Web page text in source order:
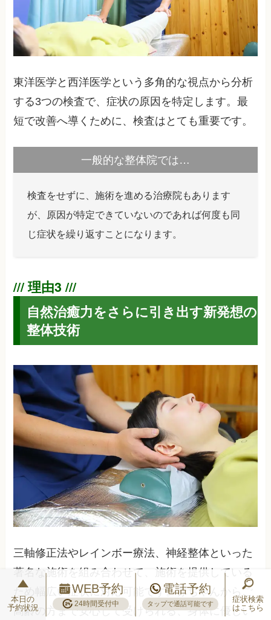
東洋医学と西洋医学という多角的な視点から分析
する3つの検査で、症状の原因を特定します。最
短で改善へ導くために、検査はとても重要です。
一般的な整体院では…
検査をせずに、施術を進める治療院もあります
が、原因が特定できていないのであれば何度も同
じ症状を繰り返すことになります。
自然治癒力をさらに引き出す新発想の
整体技術
三軸修正法やレインボー療法、神経整体といった
著名な施術を組み合わせて、施術を提供している
ため幅広い症状に対応可能です。赤ちゃんからご
高齢の方まで安心して受けられる、身体に優しい
本日の
予約状況
WEB予約
24時間受付中
電話予約
タップで通話可能です
症状検索
はこちら